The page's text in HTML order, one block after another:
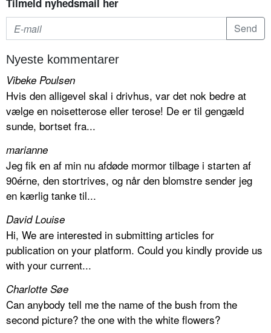
Tilmeld nyhedsmail her
Nyeste kommentarer
Vibeke Poulsen
Hvis den alligevel skal i drivhus, var det nok bedre at
vælge en noisetterose eller terose! De er til gengæld
sunde, bortset fra...
marianne
Jeg fik en af min nu afdøde mormor tilbage i starten af
90érne, den stortrives, og når den blomstre sender jeg
en kærlig tanke til...
David Louise
Hi, We are interested in submitting articles for
publication on your platform. Could you kindly provide us
with your current...
Charlotte Søe
Can anybody tell me the name of the bush from the
second picture? the one with the white flowers?